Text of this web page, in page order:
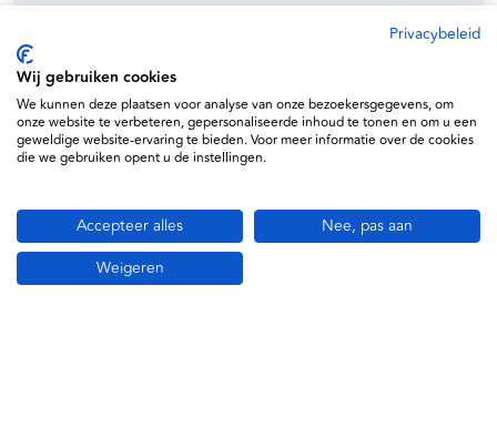
Inhoud per eenheid: 525 ml
Specificaties
7322542115749
Privacybeleid
Wij gebruiken cookies
We kunnen deze plaatsen voor analyse van onze bezoekersgegevens, om
onze website te verbeteren, gepersonaliseerde inhoud te tonen en om u een
geweldige website-ervaring te bieden. Voor meer informatie over de cookies
die we gebruiken opent u de instellingen.
Accepteer alles
Nee, pas aan
Weigeren